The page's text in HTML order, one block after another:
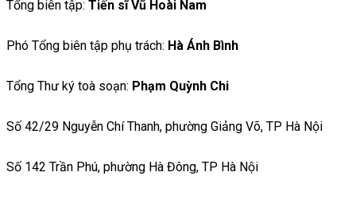
Tổng biên tập: Tiến sĩ Vũ Hoài Nam
Phó Tổng biên tập phụ trách: Hà Ánh Bình
Tổng Thư ký toà soạn: Phạm Quỳnh Chi
Số 42/29 Nguyễn Chí Thanh, phường Giảng Võ, TP Hà Nội
Số 142 Trần Phú, phường Hà Đông, TP Hà Nội